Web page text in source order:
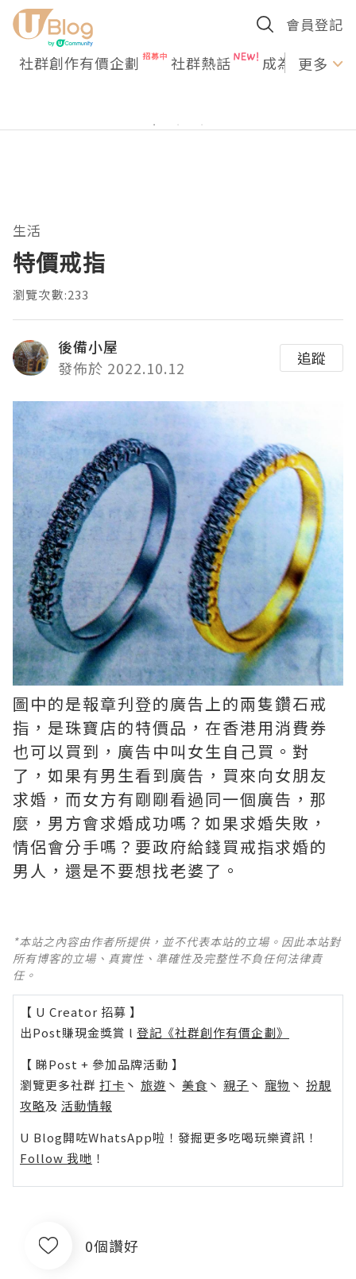
會員登記
社群創作有價企劃 社群熱話 成為U更多
生活
特價戒指
瀏覽次數:233
後備小屋
發佈於 2022.10.12
追蹤
圖中的是報章刋登的廣告上的兩隻鑽石戒
指，是珠寶店的特價品，在香港用消費券
也可以買到，廣告中叫女生自己買。對
了，如果有男生看到廣告，買來向女朋友
求婚，而女方有剛剛看過同一個廣告，那
麼，男方會求婚成功嗎？如果求婚失敗，
情侶會分手嗎？要政府給錢買戒指求婚的
男人，還是不要想找老婆了。
*本站之內容由作者所提供，並不代表本站的立場。因此本站對
所有博客的立場、真實性、準確性及完整性不負任何法律責
任。
【 U Creator 招募 】
出Post賺現金獎賞 l 登記《社群創作有價企劃》
【 睇Post + 參加品牌活動 】
瀏覽更多社群 打卡 丶 旅遊 丶 美食 丶 親子 丶 寵物 丶 扮靚
攻略及 活動情報
U Blog開咗WhatsApp啦！發掘更多吃喝玩樂資訊！
Follow 我哋 ！
0個讚好